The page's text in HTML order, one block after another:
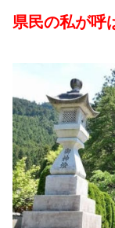
県民の私が呼